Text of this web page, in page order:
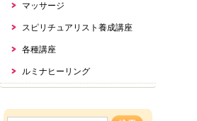
マッサージ
スピリチュアリスト養成講座
各種講座
ルミナヒーリング